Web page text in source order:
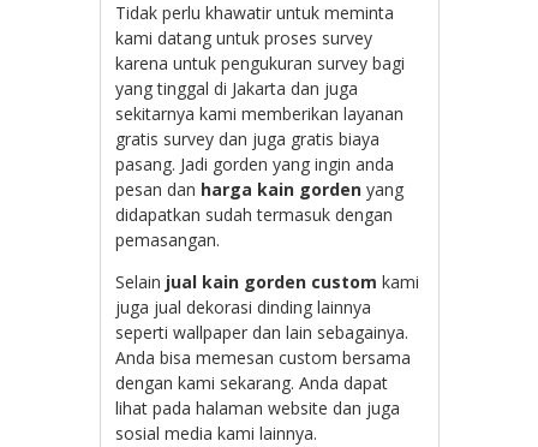
Tidak perlu khawatir untuk meminta
kami datang untuk proses survey
karena untuk pengukuran survey bagi
yang tinggal di Jakarta dan juga
sekitarnya kami memberikan layanan
gratis survey dan juga gratis biaya
pasang. Jadi gorden yang ingin anda
pesan dan harga kain gorden yang
didapatkan sudah termasuk dengan
pemasangan.
Selain jual kain gorden custom kami
juga jual dekorasi dinding lainnya
seperti wallpaper dan lain sebagainya.
Anda bisa memesan custom bersama
dengan kami sekarang. Anda dapat
lihat pada halaman website dan juga
sosial media kami lainnya.